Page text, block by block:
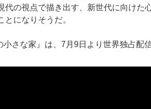
代の視点で描き出す、新世代に向けた
になりそうだ。
さな家』は、7月9日より世界独占配信